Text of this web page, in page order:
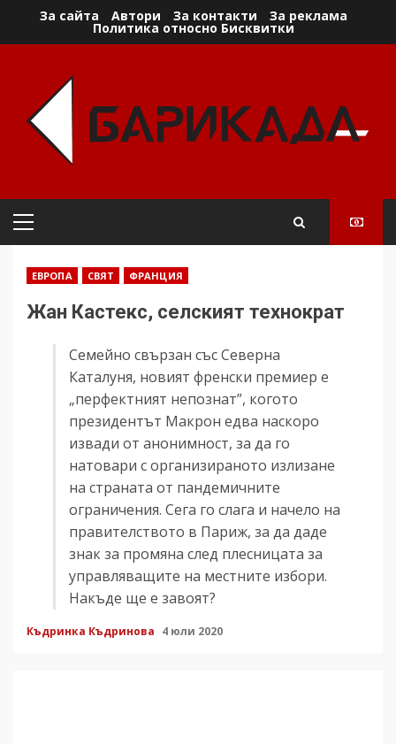
За сайта Автори За контакти За реклама
Политика относно Бисквитки
Primary
ЕВРОПА СВЯТ ФРАНЦИЯ
Жан Кастекс, селският технократ
Семейно свързан със Северна
Каталуня, новият френски премиер е
„перфектният непознат”, когото
президентът Макрон едва наскоро
извади от анонимност, за да го
натовари с организираното излизане
на страната от пандемичните
ограничения. Сега го слага и начело на
правителството в Париж, за да даде
знак за промяна след плесницата за
управляващите на местните избори.
Накъде ще е завоят?
Къдринка Къдринова 4 юли 2020